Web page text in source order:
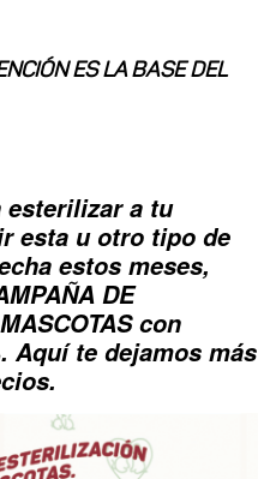
ES LA BASE DEL
esterilizar a tu
esta u otro tipo de
estos meses,
DE
con
Aquí te dejamos más